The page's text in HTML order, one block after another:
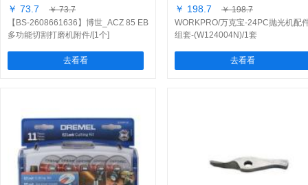
￥ 73.7
￥ 73.7
【BS-2608661636】博世_ACZ 85 EB
多功能切割打磨机附件/[1个]
去看看
￥ 198.7
￥ 198.7
WORKPRO/万克宝-24PC抛光机配
组套-(W124004N)/1套
去看看